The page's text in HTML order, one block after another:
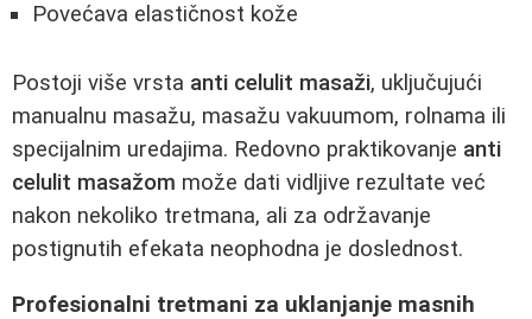
Povećava elastičnost kože
Postoji više vrsta anti celulit masaži, uključujući
manualnu masažu, masažu vakuumom, rolnama ili
specijalnim uredajima. Redovno praktikovanje anti
celulit masažom može dati vidljive rezultate već
nakon nekoliko tretmana, ali za održavanje
postignutih efekata neophodna je doslednost.
Profesionalni tretmani za uklanjanje masnih